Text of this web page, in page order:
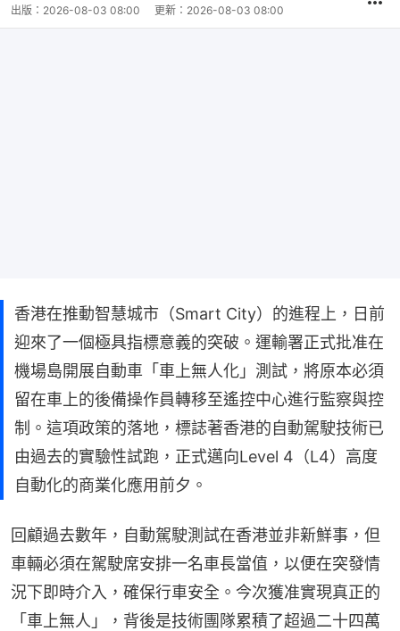
出版： 2026-08-03 08:00 更新： 2026-08-03 08:00
香港在推動智慧城市（Smart City）的進程上，日前
迎來了一個極具指標意義的突破。運輸署正式批准在
機場島開展自動車「車上無人化」測試，將原本必須
留在車上的後備操作員轉移至遙控中心進行監察與控
制。這項政策的落地，標誌著香港的自動駕駛技術已
由過去的實驗性試跑，正式邁向Level 4（L4）高度
自動化的商業化應用前夕。
回顧過去數年，自動駕駛測試在香港並非新鮮事，但
車輛必須在駕駛席安排一名車長當值，以便在突發情
況下即時介入，確保行車安全。今次獲准實現真正的
「車上無人」，背後是技術團隊累積了超過二十四萬